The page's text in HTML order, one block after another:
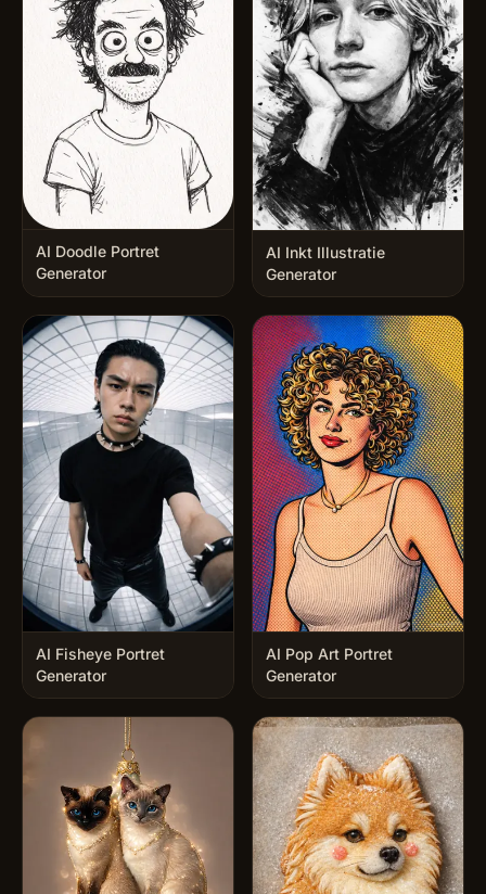
AI Doodle Portret
Generator
AI Inkt Illustratie
Generator
AI Fisheye Portret
Generator
AI Pop Art Portret
Generator